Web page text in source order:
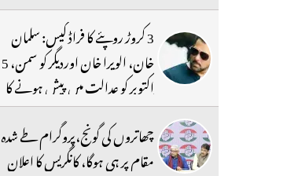
3 کروڑ روپئے کا فراڈ کیس: سلمان
خان، الویرا خان اوردیگر کو سمن، 5
اکتوبر کو عدالت میں پیش ہونے کا
حکم
چھاتروں کی گونج،پروگرام طے شدہ
مقام پر ہی ہوگا، کانگریس کا اعلان